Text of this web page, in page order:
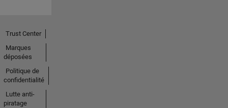
Trust Center
Marques
déposées
Politique de
confidentialité
Lutte anti-
piratage